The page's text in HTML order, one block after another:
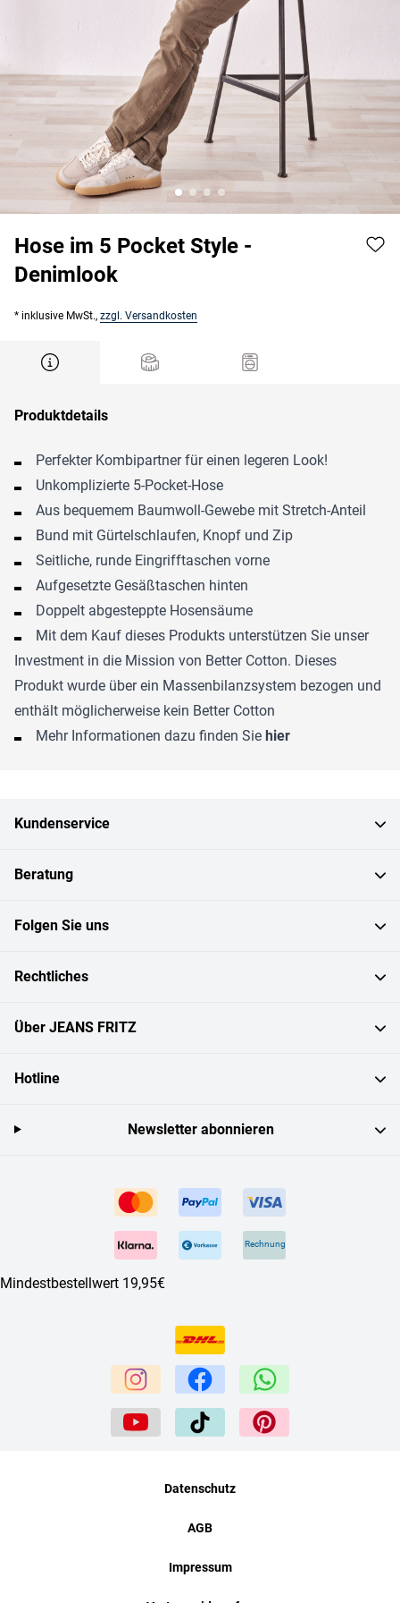
Hose im 5 Pocket Style -
Denimlook
* inklusive MwSt., zzgl. Versandkosten
Produktdetails
Perfekter Kombipartner für einen legeren Look!
Unkomplizierte 5-Pocket-Hose
Aus bequemem Baumwoll-Gewebe mit Stretch-Anteil
Bund mit Gürtelschlaufen, Knopf und Zip
Seitliche, runde Eingrifftaschen vorne
Aufgesetzte Gesäßtaschen hinten
Doppelt abgesteppte Hosensäume
Mit dem Kauf dieses Produkts unterstützen Sie unser
Investment in die Mission von Better Cotton. Dieses
Produkt wurde über ein Massenbilanzsystem bezogen und
enthält möglicherweise kein Better Cotton
Mehr Informationen dazu finden Sie hier
Kundenservice
Beratung
Folgen Sie uns
Rechtliches
Über JEANS FRITZ
Hotline
Rechnung
Mindestbestellwert 19,95€
Newsletter abonnieren
Datenschutz
AGB
Impressum